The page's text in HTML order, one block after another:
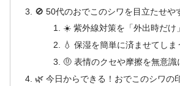
🚫 50代のおでこのシワを目立たせや
☀️ 紫外線対策を「外出時だけ
💧 保湿を簡単に済ませてしま
🤨 表情のクセや摩擦を無意識
🌿 今日からできる！おでこのシワの